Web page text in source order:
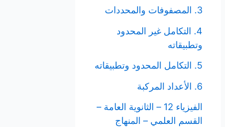
3. المصفوفات والمحددات
4. التكامل غير المحدود
وتطبيقاته
5. التكامل المحدود وتطبيقاته
6. الأعداد المركبة
الفيزياء 12 – الثانوية العامة –
القسم العلمي – المنهاج